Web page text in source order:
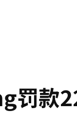
罚款